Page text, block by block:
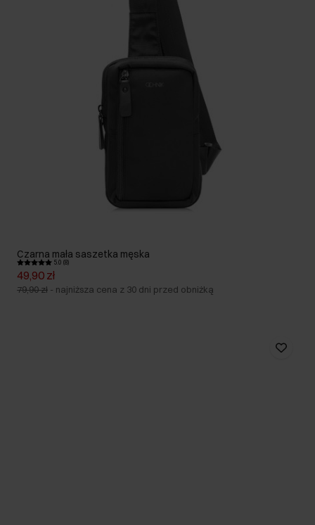
Czarna mała saszetka męska
5.0 (8)
49,90 zł
79,90 zł - najniższa cena z 30 dni przed obniżką